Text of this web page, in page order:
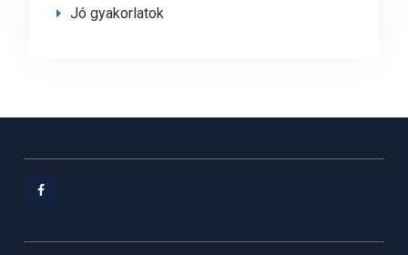
Jó gyakorlatok